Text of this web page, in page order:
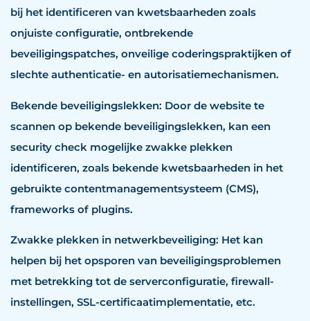
bij het identificeren van kwetsbaarheden zoals
onjuiste configuratie, ontbrekende
beveiligingspatches, onveilige coderingspraktijken of
slechte authenticatie- en autorisatiemechanismen.
Bekende beveiligingslekken: Door de website te
scannen op bekende beveiligingslekken, kan een
security check mogelijke zwakke plekken
identificeren, zoals bekende kwetsbaarheden in het
gebruikte contentmanagementsysteem (CMS),
frameworks of plugins.
Zwakke plekken in netwerkbeveiliging: Het kan
helpen bij het opsporen van beveiligingsproblemen
met betrekking tot de serverconfiguratie, firewall-
instellingen, SSL-certificaatimplementatie, etc.